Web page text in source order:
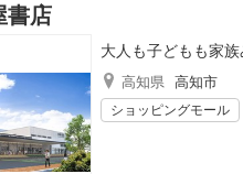
書店
大人も子どもも家
高知県 高知市
ショッピングモール